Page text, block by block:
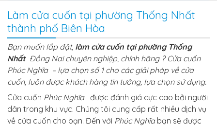
Làm cửa cuốn tại phường Thống Nhất
thành phố Biên Hòa
Bạn muốn lắp đặt, làm cửa cuốn tại phường Thống
Nhất Đồng Nai chuyên nghiệp, chính hãng ? Cửa cuốn
Phúc Nghĩa – lựa chọn số 1 cho các giải pháp về cửa
cuốn, luôn được khách hàng tin tưởng, lựa chọn sử dụng.
Cửa cuốn Phúc Nghĩa được đánh giá cực cao bởi người
dân trong khu vực. Chúng tôi cung cấp rất nhiều dịch vụ
về cửa cuốn cho bạn. Đến với Phúc Nghĩabạn sẽ được